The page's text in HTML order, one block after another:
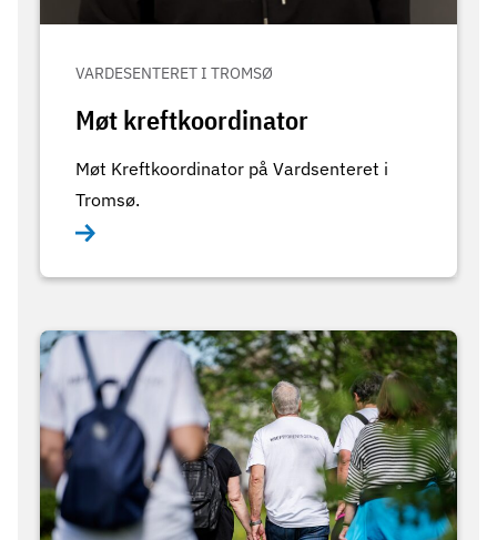
VARDESENTERET I TROMSØ
Møt kreftkoordinator
Møt Kreftkoordinator på Vardsenteret i
Tromsø.